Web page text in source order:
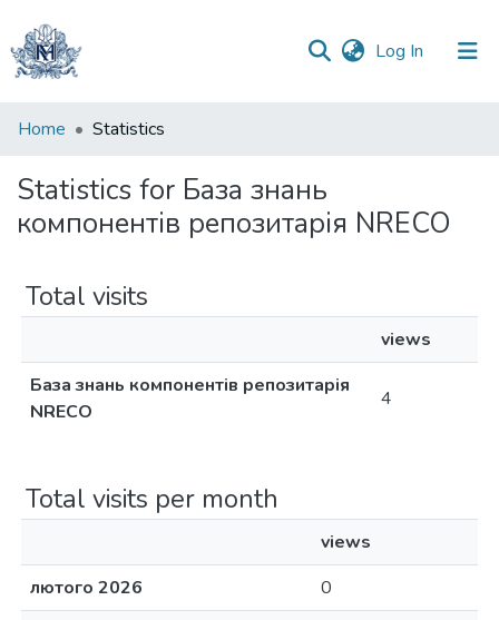
Log In (current)
Communities
Collections
All of DSpace
Home Statistics
Statistics for База знань
компонентів репозитарія NRECO
Total visits
views
База знань компонентів репозитарія
NRECO
4
Total visits per month
views
лютого 2026
0